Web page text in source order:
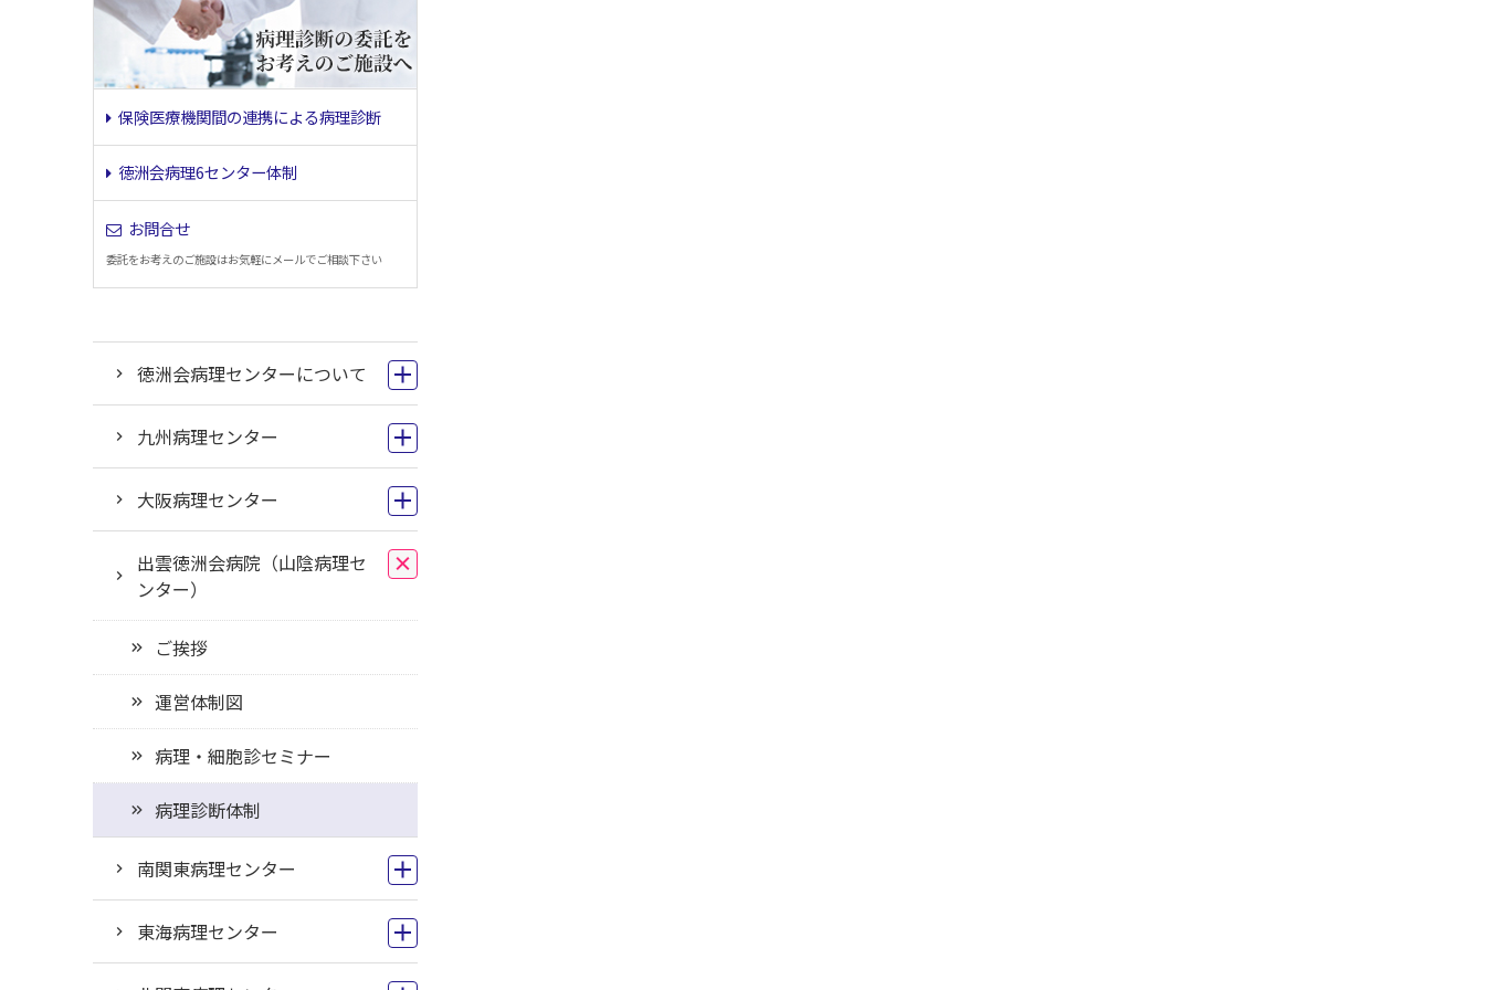
保険医療機関間の連携による病理診断
徳洲会病理6センター体制
お問合せ
委託をお考えのご施設はお気軽にメールでご相談下さい
徳洲会病理センターについて
九州病理センター
大阪病理センター
出雲徳洲会病院（山陰病理セ
ンター）
ご挨拶
運営体制図
病理・細胞診セミナー
病理診断体制
南関東病理センター
東海病理センター